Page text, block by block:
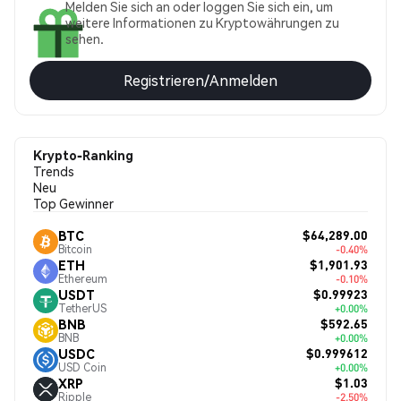
Melden Sie sich an oder loggen Sie sich ein, um
weitere Informationen zu Kryptowährungen zu
sehen.
Registrieren/Anmelden
Krypto-Ranking
Trends
Neu
Top Gewinner
BTC
Bitcoin
$64,289.00
-0.40%
ETH
Ethereum
$1,901.93
-0.10%
USDT
TetherUS
$0.99923
+0.00%
BNB
BNB
$592.65
+0.00%
USDC
USD Coin
$0.999612
+0.00%
XRP
Ripple
$1.03
-2.50%